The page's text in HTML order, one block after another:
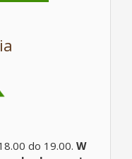
do 19.00. W